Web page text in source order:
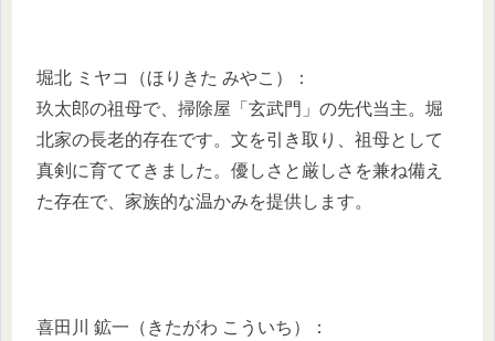
堀北 ミヤコ（ほりきた みやこ）：
玖太郎の祖母で、掃除屋「玄武門」の先代当主。堀
北家の長老的存在です。文を引き取り、祖母として
真剣に育ててきました。優しさと厳しさを兼ね備え
た存在で、家族的な温かみを提供します。
喜田川 鉱一（きたがわ こういち）：